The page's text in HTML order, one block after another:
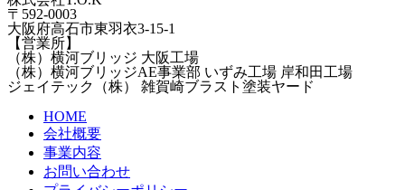
〒592-0003
大阪府高石市東羽衣3-15-1
【営業所】
（株）横河ブリッジ 大阪工場
（株）横河ブリッジAE事業部 いずみ工場 岸和田工場
ジェイテック（株） 雑賀崎ブラスト塗装ヤード
HOME
会社概要
事業内容
お問い合わせ